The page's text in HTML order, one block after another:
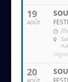
19
AOÛT
20
AOÛT